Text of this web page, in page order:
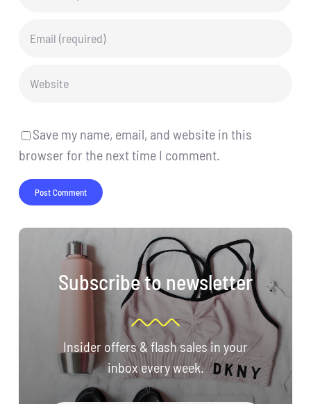
Save my name, email, and website in this
browser for the next time I comment.
Subscribe to newsletter
Insider offers & flash sales in your
inbox every week.